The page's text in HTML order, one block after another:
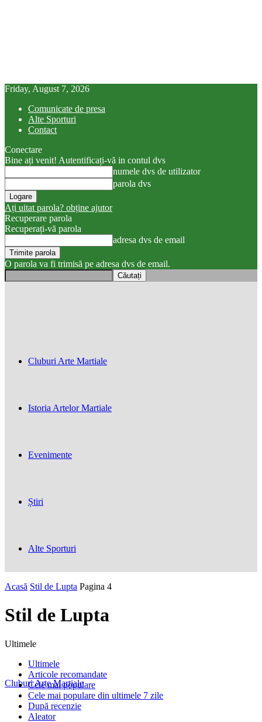
Friday, August 7, 2026
Comunicate de presa
Alte Sporturi
Contact
Conectare
Bine ați venit! Autentificați-vă in contul dvs
numele dvs de utilizator
parola dvs
Ați uitat parola? obține ajutor
Recuperare parola
Recuperați-vă parola
adresa dvs de email
O parola va fi trimisă pe adresa dvs de email.
Cluburi Arte Marțiale
Cluburi Arte Martiale
Istoria Artelor Martiale
Evenimente
Știri
Alte Sporturi
Acasă Stil de Lupta Pagina 4
Stil de Lupta
Ultimele
Ultimele
Articole recomandate
Cele mai populare
Cele mai populare din ultimele 7 zile
După recenzie
Aleator